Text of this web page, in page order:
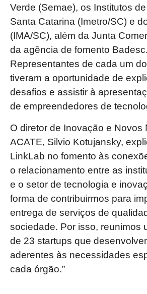
Verde (Semae), os Institutos
Santa Catarina (Imetro/SC) e
(IMA/SC), além da Junta
da agência de fomento Badesc.
Representantes de cada um
tiveram a oportunidade de
desafios e assistir à
de empreendedores de
O diretor de Inovação e Novos
ACATE, Silvio Kotujansky,
LinkLab no fomento às
o relacionamento entre as
e o setor de tecnologia e
forma de contribuirmos para
entrega de serviços de
sociedade. Por isso, reunimos
de 23 startups que
aderentes às necessidades
cada órgão.”